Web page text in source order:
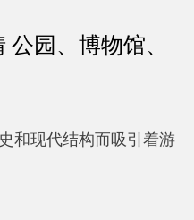
园、博物馆、
和现代结构而吸引着游